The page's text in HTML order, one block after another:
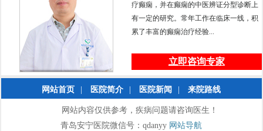
疗癫痫，并在癫痫的中医辨证分型诊断上
有一定的研究。常年工作在临床一线，积
累了丰富的癫痫治疗经验...
立即咨询专家
网站首页 医院简介 医院新闻 来院路线
网站内容仅供参考，疾病问题请咨询医生！
青岛安宁医院微信号：qdanyy 网站导航